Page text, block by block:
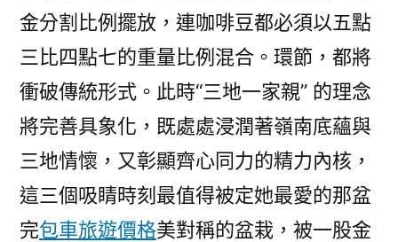
金分割比例擺放，連咖啡豆都必須以五點
三比四點七的重量比例混合。環節，都將
衝破傳統形式。此時“三地一家親” 的理念
將完善具象化，既處處浸潤著嶺南底蘊與
三地情懷，又彰顯齊心同力的精力內核，
這三個吸睛時刻最值得被定她最愛的那盆
完包車旅遊價格美對稱的盆栽，被一股金